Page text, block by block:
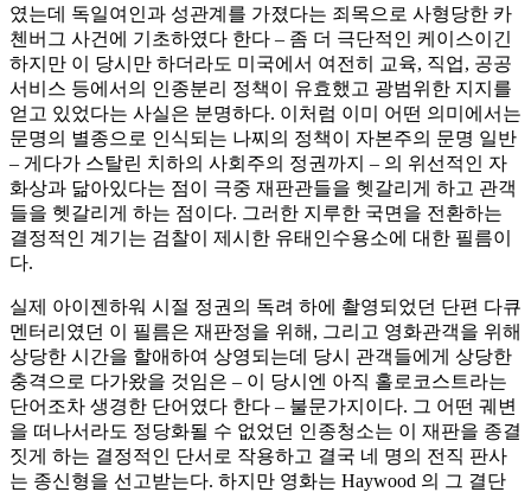
였는데 독일여인과 성관계를 가졌다는 죄목으로 사형당한 카
첸버그 사건에 기초하였다 한다 – 좀 더 극단적인 케이스이긴
하지만 이 당시만 하더라도 미국에서 여전히 교육, 직업, 공공
서비스 등에서의 인종분리 정책이 유효했고 광범위한 지지를
얻고 있었다는 사실은 분명하다. 이처럼 이미 어떤 의미에서는
문명의 별종으로 인식되는 나찌의 정책이 자본주의 문명 일반
– 게다가 스탈린 치하의 사회주의 정권까지 – 의 위선적인 자
화상과 닮아있다는 점이 극중 재판관들을 헷갈리게 하고 관객
들을 헷갈리게 하는 점이다. 그러한 지루한 국면을 전환하는
결정적인 계기는 검찰이 제시한 유태인수용소에 대한 필름이
다.
실제 아이젠하워 시절 정권의 독려 하에 촬영되었던 단편 다큐
멘터리였던 이 필름은 재판정을 위해, 그리고 영화관객을 위해
상당한 시간을 할애하여 상영되는데 당시 관객들에게 상당한
충격으로 다가왔을 것임은 – 이 당시엔 아직 홀로코스트라는
단어조차 생경한 단어였다 한다 – 불문가지이다. 그 어떤 궤변
을 떠나서라도 정당화될 수 없었던 인종청소는 이 재판을 종결
짓게 하는 결정적인 단서로 작용하고 결국 네 명의 전직 판사
는 종신형을 선고받는다. 하지만 영화는 Haywood 의 그 결단